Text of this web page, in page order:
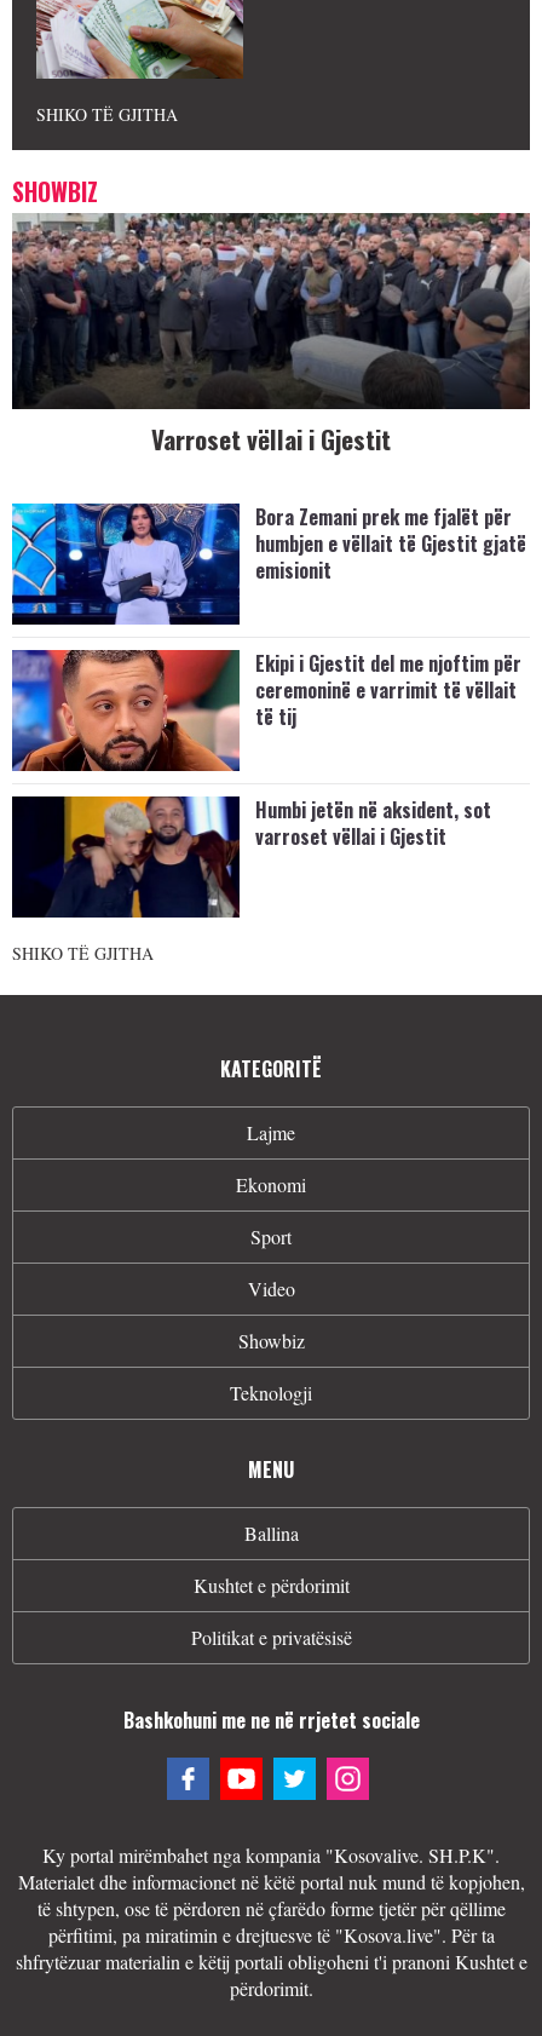
SHIKO TË GJITHA
SHOWBIZ
Varroset vëllai i Gjestit
Bora Zemani prek me fjalët për
humbjen e vëllait të Gjestit gjatë
emisionit
Ekipi i Gjestit del me njoftim për
ceremoninë e varrimit të vëllait
të tij
Humbi jetën në aksident, sot
varroset vëllai i Gjestit
SHIKO TË GJITHA
KATEGORITË
Lajme
Ekonomi
Sport
Video
Showbiz
Teknologji
MENU
Ballina
Kushtet e përdorimit
Politikat e privatësisë
Bashkohuni me ne në rrjetet sociale
Ky portal mirëmbahet nga kompania "Kosovalive. SH.P.K".
Materialet dhe informacionet në këtë portal nuk mund të kopjohen,
të shtypen, ose të përdoren në çfarëdo forme tjetër për qëllime
përfitimi, pa miratimin e drejtuesve të "Kosova.live". Për ta
shfrytëzuar materialin e këtij portali obligoheni t'i pranoni Kushtet e
përdorimit.